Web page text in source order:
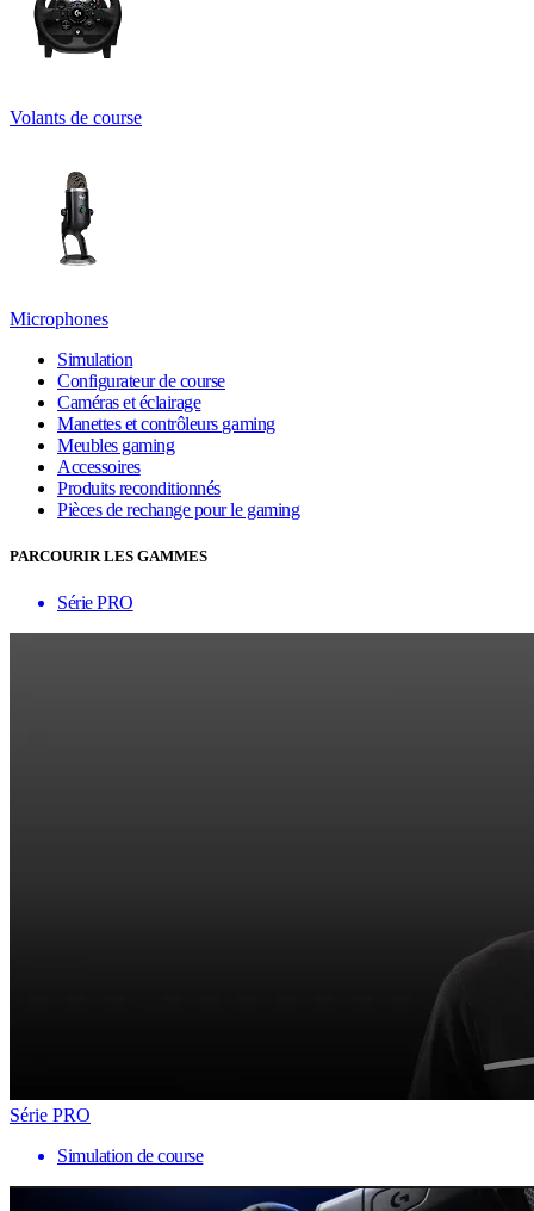
Volants de course
Microphones
Simulation
Configurateur de course
Caméras et éclairage
Manettes et contrôleurs gaming
Meubles gaming
Accessoires
Produits reconditionnés
Pièces de rechange pour le gaming
PARCOURIR LES GAMMES
Série PRO
Série PRO
Simulation de course